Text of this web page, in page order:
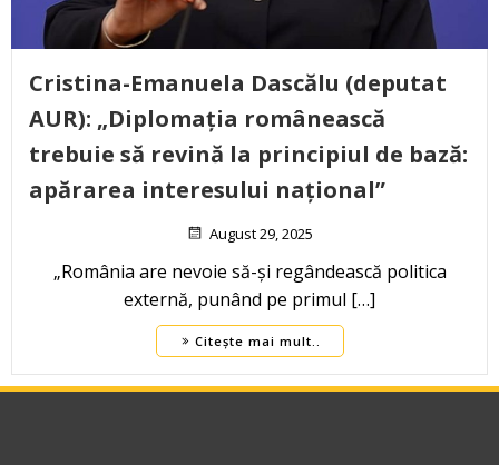
Cristina-Emanuela Dascălu (deputat
AUR): „Diplomația românească
trebuie să revină la principiul de bază:
apărarea interesului național”
August 29, 2025
„România are nevoie să-și regândească politica
externă, punând pe primul […]
Citește mai mult..